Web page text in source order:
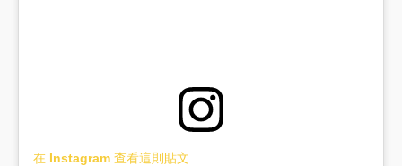
在 Instagram 查看這則貼文